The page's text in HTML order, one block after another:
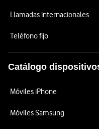
Llamadas internacionales
Teléfono fijo
Catálogo
Móviles iPhone
Móviles Samsung